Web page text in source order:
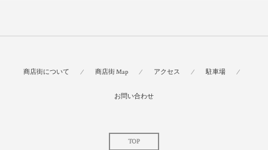
商店街について 商店街 Map アクセス 駐車場
お問い合わせ
TOP